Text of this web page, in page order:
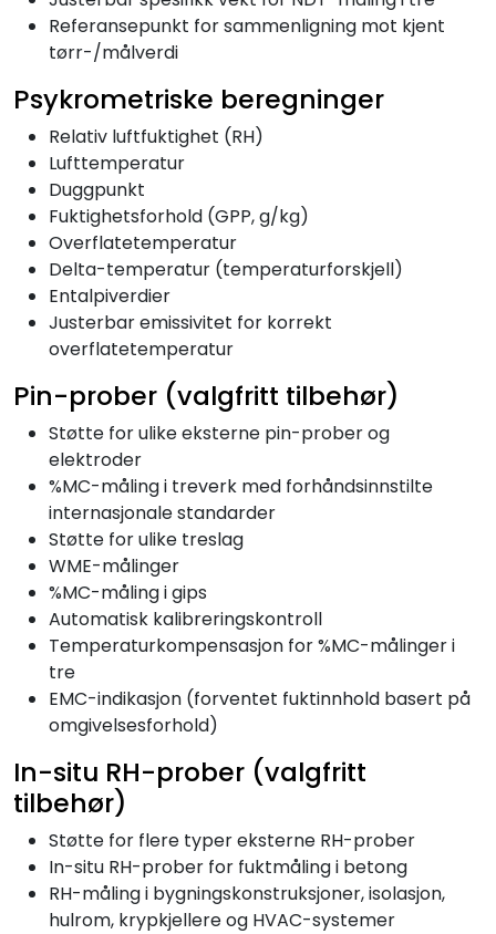
Referansepunkt for sammenligning mot kjent
tørr-/målverdi
Psykrometriske beregninger
Relativ luftfuktighet (RH)
Lufttemperatur
Duggpunkt
Fuktighetsforhold (GPP, g/kg)
Overflatetemperatur
Delta-temperatur (temperaturforskjell)
Entalpiverdier
Justerbar emissivitet for korrekt
overflatetemperatur
Pin-prober (valgfritt tilbehør)
Støtte for ulike eksterne pin-prober og
elektroder
%MC-måling i treverk med forhåndsinnstilte
internasjonale standarder
Støtte for ulike treslag
WME-målinger
%MC-måling i gips
Automatisk kalibreringskontroll
Temperaturkompensasjon for %MC-målinger i
tre
EMC-indikasjon (forventet fuktinnhold basert på
omgivelsesforhold)
In-situ RH-prober (valgfritt
tilbehør)
Støtte for flere typer eksterne RH-prober
In-situ RH-prober for fuktmåling i betong
RH-måling i bygningskonstruksjoner, isolasjon,
hulrom, krypkjellere og HVAC-systemer